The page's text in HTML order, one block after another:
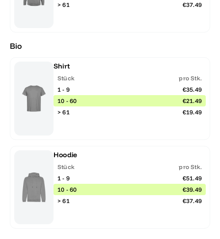
> 61
€37.49
Bio
Shirt
Stück
pro Stk.
1 - 9
€35.49
10 - 60
€21.49
> 61
€19.49
Hoodie
Stück
pro Stk.
1 - 9
€51.49
10 - 60
€39.49
> 61
€37.49